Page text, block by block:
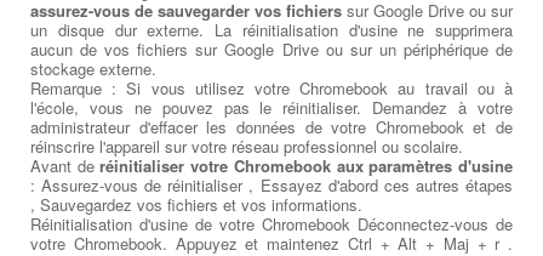
assurez-vous de sauvegarder vos fichiers sur Google Drive ou sur
un disque dur externe. La réinitialisation d'usine ne supprimera
aucun de vos fichiers sur Google Drive ou sur un périphérique de
stockage externe.
Remarque : Si vous utilisez votre Chromebook au travail ou à
l'école, vous ne pouvez pas le réinitialiser. Demandez à votre
administrateur d'effacer les données de votre Chromebook et de
réinscrire l'appareil sur votre réseau professionnel ou scolaire.
Avant deréinitialiser votre Chromebook aux paramètres d'usine
: Assurez-vous de réinitialiser , Essayez d'abord ces autres étapes
, Sauvegardez vos fichiers et vos informations.
Réinitialisation d'usine de votre Chromebook Déconnectez-vous de
votre Chromebook. Appuyez et maintenez Ctrl + Alt + Maj + r .